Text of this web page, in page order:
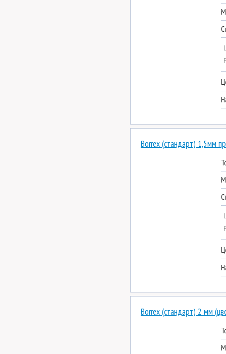
Borrex (стандарт) 1,5мм
Borrex (стандарт) 2 мм